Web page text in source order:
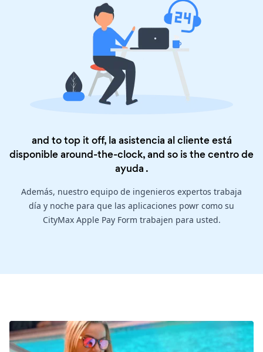
and to top it off, la asistencia al cliente está
disponible around-the-clock, and so is thecentro de
ayuda .
Además, nuestro equipo de ingenieros expertos trabaja
día y noche para que las aplicaciones powr como su
CityMax Apple Pay Form trabajen para usted.